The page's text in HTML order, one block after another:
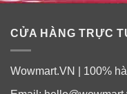
CỬA HÀNG TRỰC
Wowmart.VN | 100%